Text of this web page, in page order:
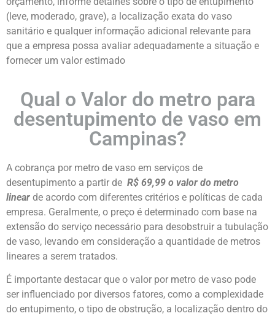
(leve, moderado, grave), a localização exata do vaso
sanitário e qualquer informação adicional relevante para
que a empresa possa avaliar adequadamente a situação e
fornecer um valor estimado
Qual o Valor do metro para
desentupimento de vaso em
Campinas?
A cobrança por metro de vaso em serviços de
desentupimento a partir de R$ 69,99 o valor do metro
linear de acordo com diferentes critérios e políticas de cada
empresa. Geralmente, o preço é determinado com base na
extensão do serviço necessário para desobstruir a tubulação
de vaso, levando em consideração a quantidade de metros
lineares a serem tratados.
É importante destacar que o valor por metro de vaso pode
ser influenciado por diversos fatores, como a complexidade
do entupimento, o tipo de obstrução, a localização dentro do